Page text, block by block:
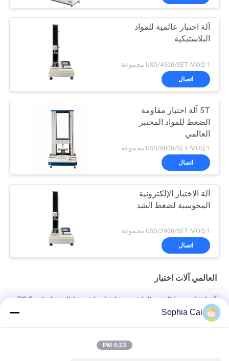
آلة اختبار عالمية للمواد
البلاستيكية
USD/4500/SET MOQ:1 مجموعة
اتصال
5T آلة اختبار مقاومة
الضغط للمواد المختبر
العالمي
USD/6800/SET MOQ:1 مجموعة
اتصال
آلة الاختبار الإلكترونية
المحوسبة لضغط الشد
USD/2900/SET MOQ:1 مجموعة
اتصال
العالمي آلات اختبار
آلة اختبار ضغط العمود الواحد ، معدات اختبار ضغط الورق PC Control
آلات اختبار عالمية مزدوجة عمود التيار المتردد للبلاستيك / المطاط /
النسيج مع ضمان سنة 1
1 ~ 500mm / min سرعة ارتفاع منخفض درجة حرارة عالميّ يختبر آلة
Sophia Cai
4:23 PM